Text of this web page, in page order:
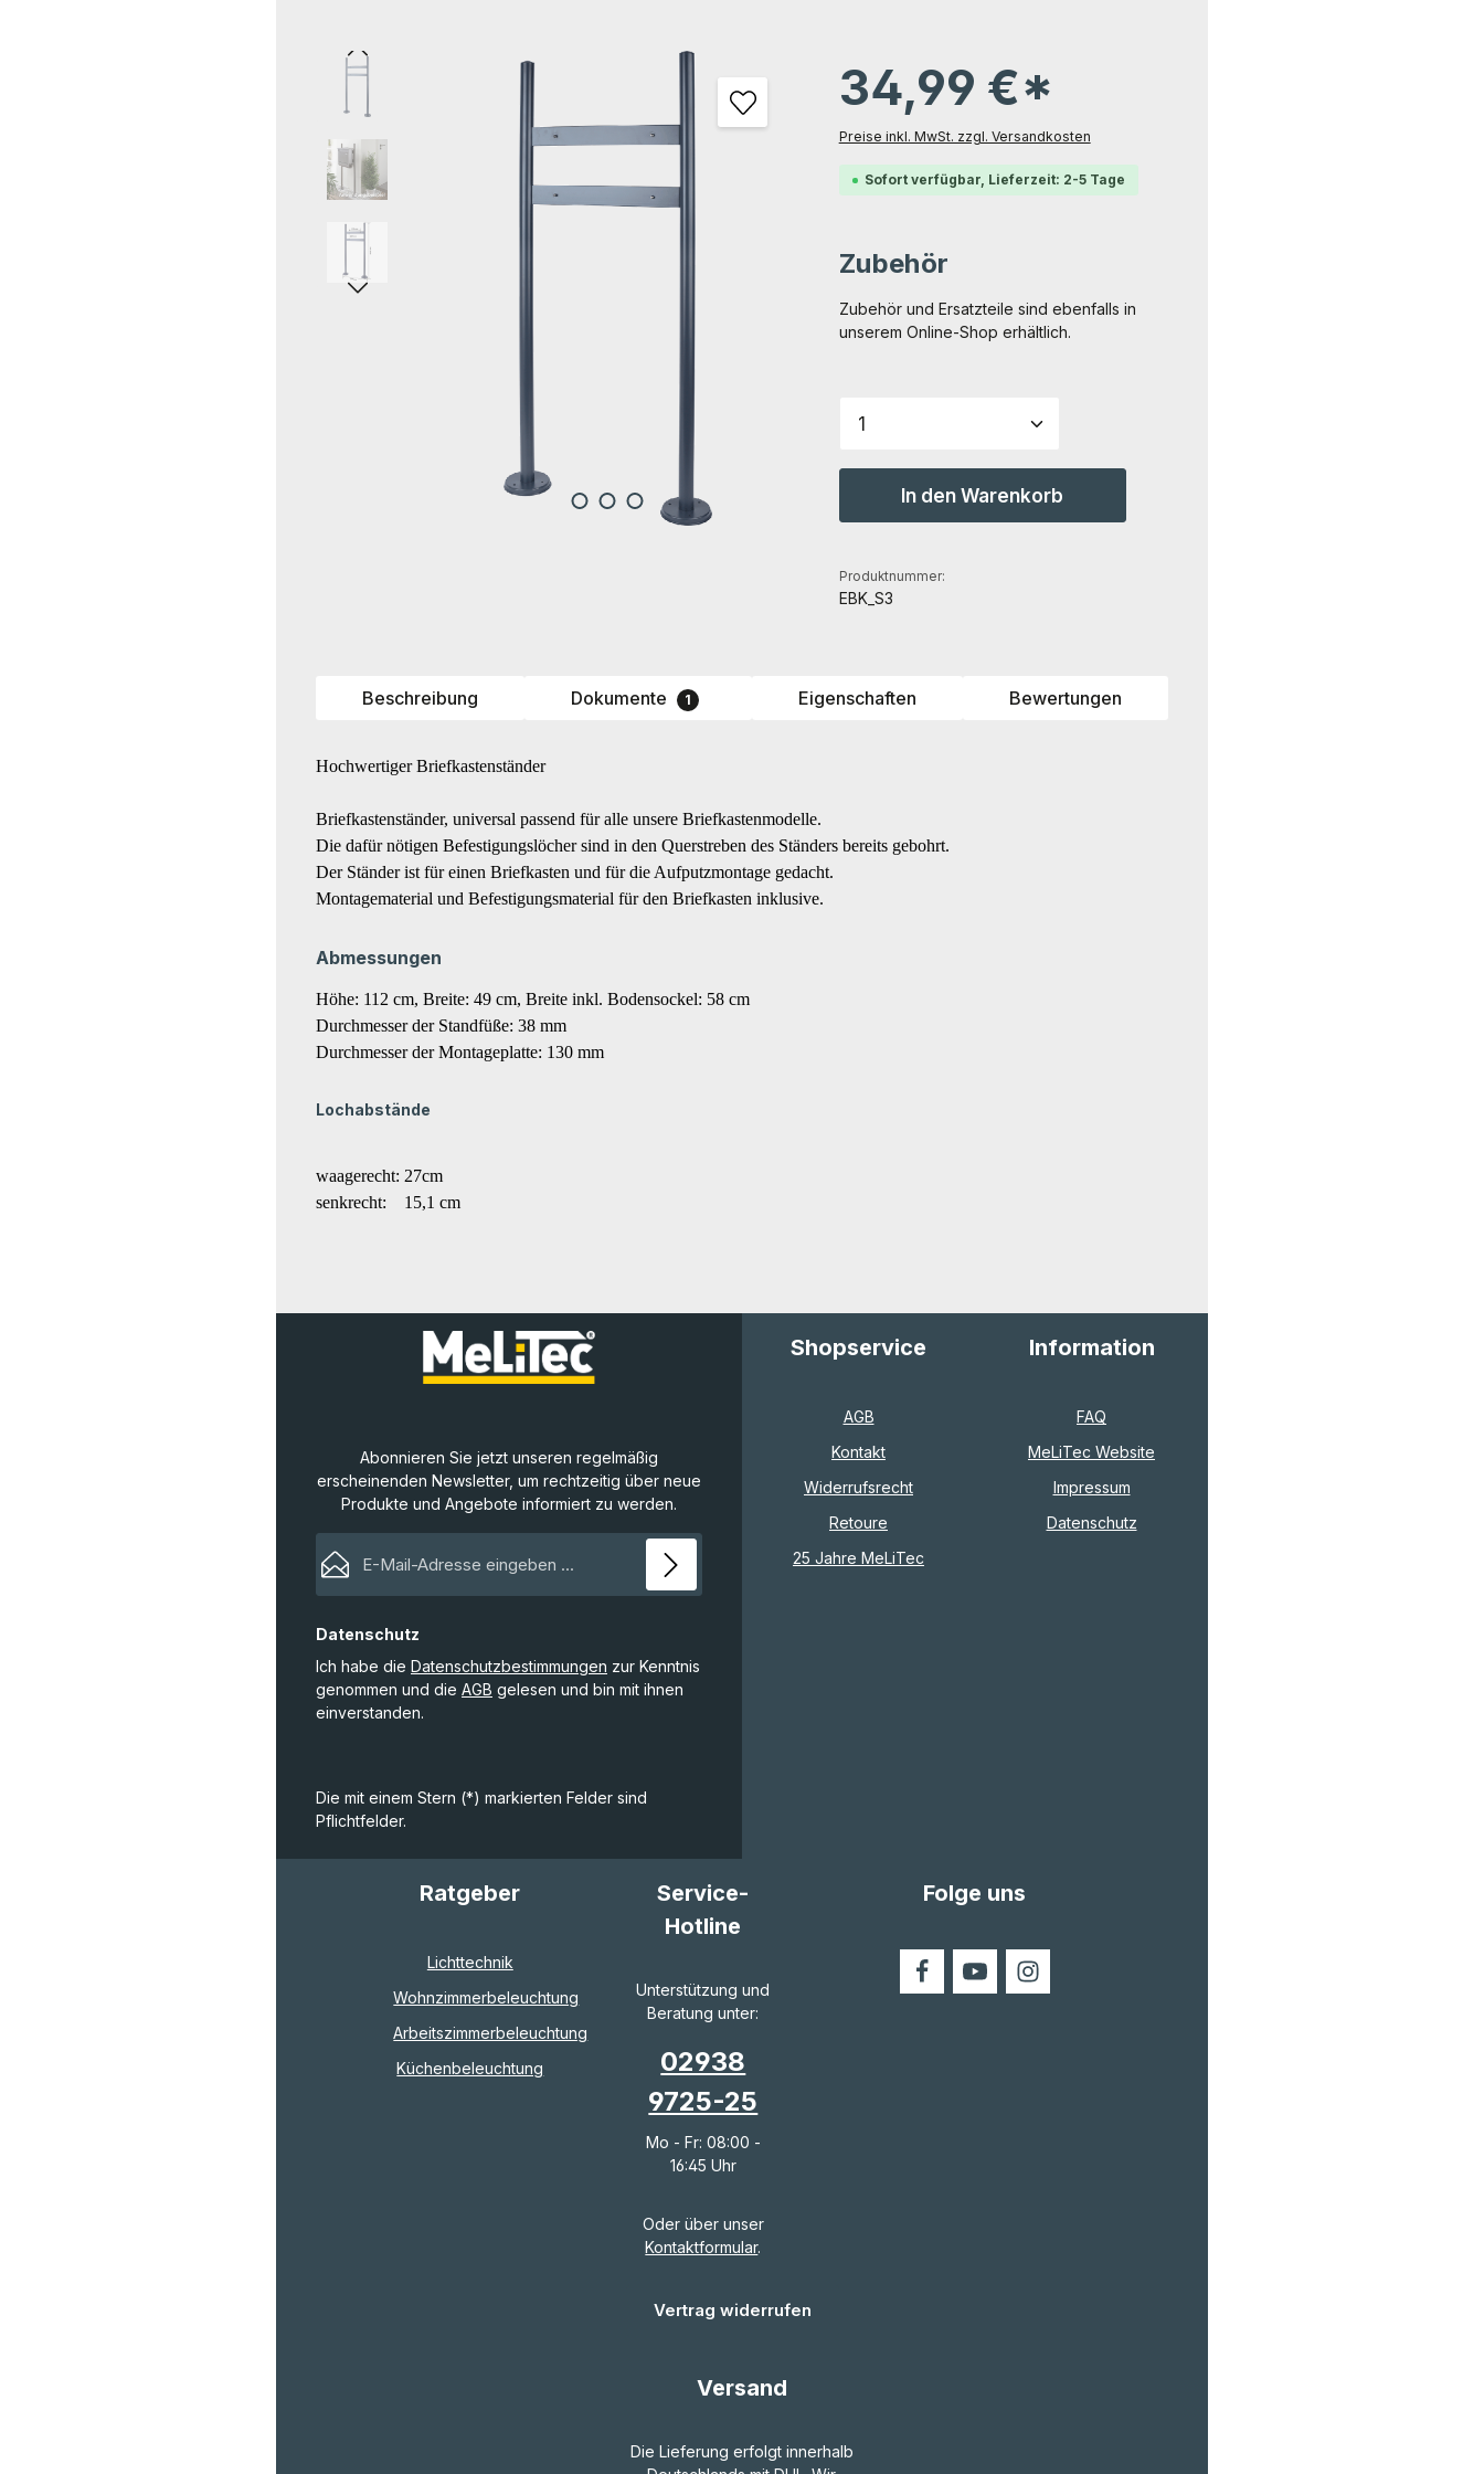
Bildergalerie überspringen 34,99 €*
Preise inkl. MwSt. zzgl. Versandkosten
Sofort verfügbar, Lieferzeit: 2-5 Tage
Zubehör
Zubehör und Ersatzteile sind ebenfalls in
unserem Online-Shop erhältlich.
Produkt Anzahl: Gib den gewünschten Wert ein
In den Warenkorb
Produktnummer:
EBK_S3
Beschreibung Dokumente 1 Eigenschaften Bewertungen
Hochwertiger Briefkastenständer
Briefkastenständer, universal passend für alle unsere Briefkastenmodelle.
Die dafür nötigen Befestigungslöcher sind in den Querstreben des Ständers bereits gebohrt.
Der Ständer ist für einen Briefkasten und für die Aufputzmontage gedacht.
Montagematerial und Befestigungsmaterial für den Briefkasten inklusive.
Abmessungen
Höhe: 112 cm, Breite: 49 cm, Breite inkl. Bodensockel: 58 cm
Durchmesser der Standfüße: 38 mm
Durchmesser der Montageplatte: 130 mm
Lochabstände
waagerecht: 27cm
senkrecht: 15,1 cm
Abonnieren Sie jetzt unseren regelmäßig
erscheinenden Newsletter, um rechtzeitig über neue
Produkte und Angebote informiert zu werden.
Datenschutz
Ich habe die Datenschutzbestimmungen zur Kenntnis
genommen und die AGB gelesen und bin mit ihnen
einverstanden.
Die mit einem Stern (*) markierten Felder sind
Pflichtfelder.
Shopservice
AGB
Kontakt
Widerrufsrecht
Retoure
25 Jahre MeLiTec
Information
FAQ
MeLiTec Website
Impressum
Datenschutz
Ratgeber
Lichttechnik
Wohnzimmerbeleuchtung
Arbeitszimmerbeleuchtung
Küchenbeleuchtung
Service-
Hotline
Unterstützung und
Beratung unter:
02938
9725-25
Mo - Fr: 08:00 -
16:45 Uhr
Oder über unser
Kontaktformular.
Vertrag widerrufen
Folge uns
Versand
Die Lieferung erfolgt innerhalb